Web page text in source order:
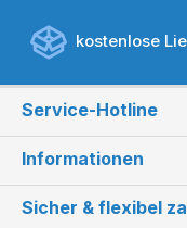
kostenlose
Service-Hotline
Informationen
Sicher & flexibel